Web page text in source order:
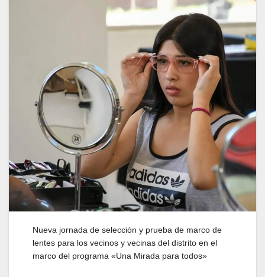
Nueva jornada de selección y prueba de marco de
lentes para los vecinos y vecinas del distrito en el
marco del programa «Una Mirada para todos»